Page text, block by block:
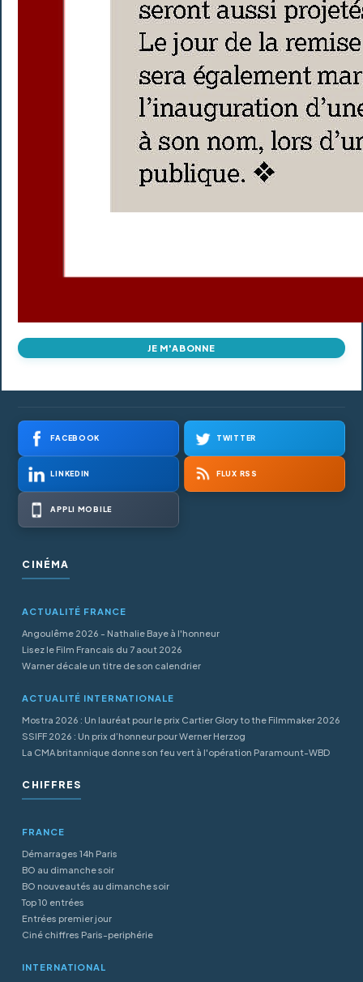
JE M'ABONNE
FACEBOOK TWITTER
LINKEDIN FLUX RSS
APPLI MOBILE
CINÉMA
ACTUALITÉ FRANCE
Angoulême 2026 - Nathalie Baye à l'honneur
Lisez le Film Francais du 7 aout 2026
Warner décale un titre de son calendrier
ACTUALITÉ INTERNATIONALE
Mostra 2026 : Un lauréat pour le prix Cartier Glory to the Filmmaker 2026
SSIFF 2026 : Un prix d’honneur pour Werner Herzog
La CMA britannique donne son feu vert à l'opération Paramount-WBD
CHIFFRES
FRANCE
Démarrages 14h Paris
BO au dimanche soir
BO nouveautés au dimanche soir
Top 10 entrées
Entrées premier jour
Ciné chiffres Paris-periphérie
INTERNATIONAL